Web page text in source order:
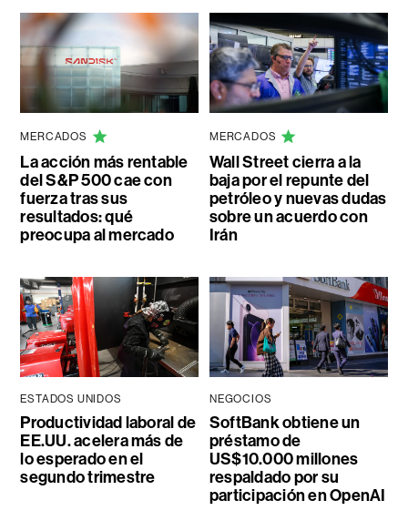
MERCADOS
La acción más rentable
del S&P 500 cae con
fuerza tras sus
resultados: qué
preocupa al mercado
MERCADOS
Wall Street cierra a la
baja por el repunte del
petróleo y nuevas dudas
sobre un acuerdo con
Irán
ESTADOS UNIDOS
Productividad laboral de
EE.UU. acelera más de
lo esperado en el
segundo trimestre
NEGOCIOS
SoftBank obtiene un
préstamo de
US$10.000 millones
respaldado por su
participación en OpenAI